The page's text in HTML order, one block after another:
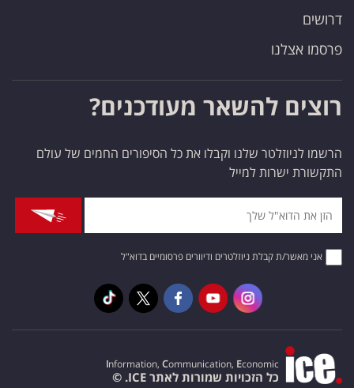
דרושים
פרסמו אצלנו
רוצים להשאר מעודכנים?
הרשמו לניוזלטר שלנו וקבלו את כל הסיפורים החמים של עולם
התקשורת ישרות למייל
אני מאשר/ת קבלת ניוזלטרים ודיוורים פרסומיים בדוא"ל
Information, Communication, Economic
כל הזכויות שמורות לאתר ICE. ©